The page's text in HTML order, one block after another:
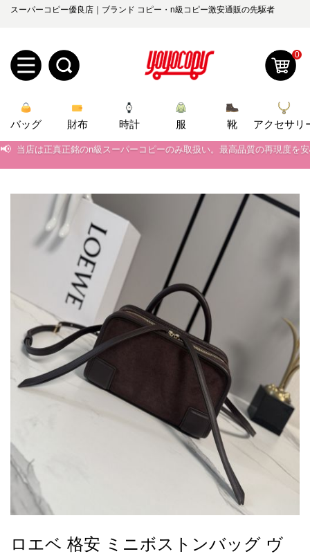
スーパーコピー優良店｜ブランド コピー・n級コピー激安通販の先駆者
規
ユ
ロ
グ
ダ知
yoyocopys@gmail.com
2026人気特集
バッグ
財布
時計
服
ズボン
衣装セット
靴
住まい用品
アクセサリー
ベルト
スカーフ
アイフォーンケ
ース
小物
最
0
バッグ 財布 時計 服 靴 アクセサリ
当店は正真正銘のn級スーパーコピーのみ取扱い。最高品質の再現度を
当店は正真正銘のn級スーパーコピーのみ取扱い。最高品質の再現度を
2026春の新作続々更新中！期間中のご注文でお得な割引をご利用いただ
新作入荷！ルイ・ヴィトンスーパーコピー バッグ最新モデルが登場。
ロエベ 格安 ミニボストンバッグ ヴ